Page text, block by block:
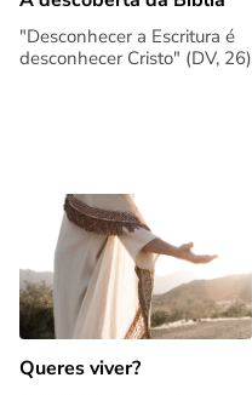
"Desconhecer a Escritura é
desconhecer Cristo" (DV, 26)
Queres viver?